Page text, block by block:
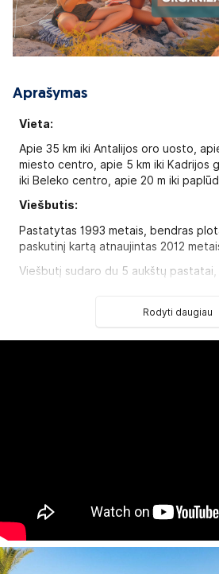
Aprašymas
Vieta:
Apie 35 km iki Antalijos oro uosto,
miesto centro, apie 5 km iki Kadrijos
iki Beleko centro, apie 20 m iki
Viešbutis:
Pastatytas 1993 metais, bendras
paskutinį kartą atnaujintas 2012
Viešbutį sudaro du 5 aukštų
(maks. 2+2 arba 3 asm, 23 m2).
Apgyvendinimas su gyvūnais
Viešbučio kategorija šalyje - 5*
Rodyti daugiau